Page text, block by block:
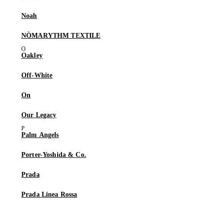
Noah
NÒMARYTHM TEXTILE
Oakley
Off-White
On
Our Legacy
Palm Angels
Porter-Yoshida & Co.
Prada
Prada Linea Rossa